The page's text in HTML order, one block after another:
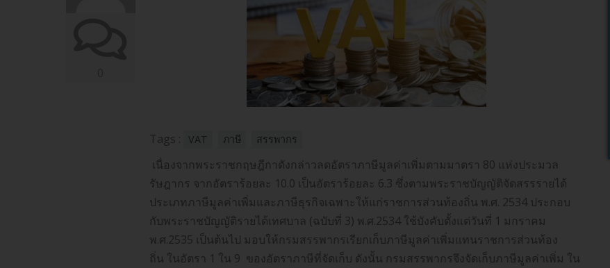
Tags : VAT ภาษี สรรพากร
เนื่องจากพระราชกฤษฎีกาดังกล่าวลดอัตราภาษีมูลค่าเพิ่มตามมาตรา 80 แห่งประมวล
รัษฎากร จากอัตราร้อยละ 10.0 เป็นอัตราร้อยละ 6.3 ซึ่งตามพระราชบัญญัติจัดสรรรายได้
ประเภทภาษีมูลค่าเพิ่มและภาษีธุรกิจเฉพาะให้แก่ราชการส่วนท้องถิ่น พ.ศ. 2534 ประกอบ
กับพระราชบัญญัติรายได้เทศบาล (ฉบับที่ 3) พ.ศ.2534 ใช้บังคับตั้งแต่วันที่ 1 มกราคม
พ.ศ.2535 เป็นต้นไป มอบให้กรมสรรพากรเรียกเก็บภาษีมูลค่าเพิ่มแทนราชการส่วนท้อง
ถิ่น ในอัตรา 1 ใน 9 ของอัตราภาษีที่จัดเก็บ ดังนั้น กรมสรรพากรจึงจัดเก็บภาษีมูลค่าเพิ่ม ใน